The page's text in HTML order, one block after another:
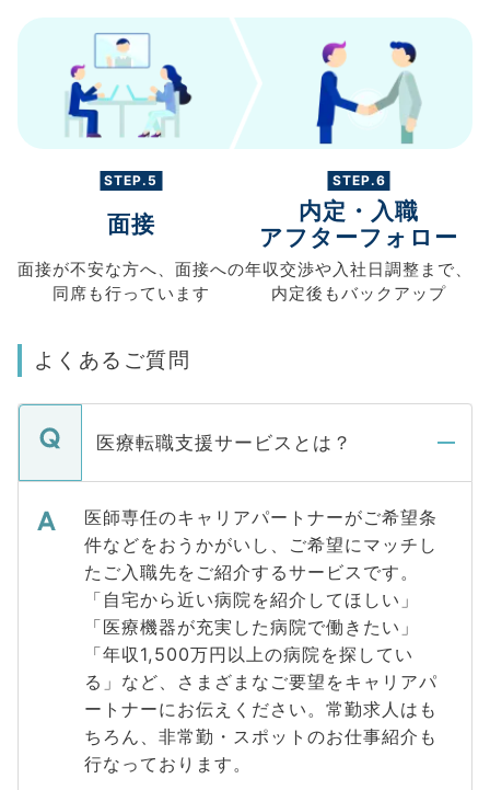
STEP.5
面接
面接が不安な方へ、 面接への
同席も行っています
STEP.6
内定・入職
アフターフォロー
年収交渉や 入社日調整まで、
内定後もバックアップ
よくあるご質問
医療転職支援サービスとは？
医師専任のキャリアパートナーがご希望条
件などをおうかがいし、ご希望にマッチし
たご入職先をご紹介するサービスです。
「自宅から近い病院を紹介してほしい」
「医療機器が充実した病院で働きたい」
「年収1,500万円以上の病院を探してい
る」など、さまざまなご要望をキャリアパ
ートナーにお伝えください。常勤求人はも
ちろん、非常勤・スポットのお仕事紹介も
行なっております。